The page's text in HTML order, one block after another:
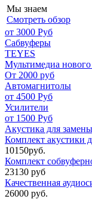
Мы знаем
Смотреть обзор
от 3000 Руб
Сабвуферы
TEYES
Мультимедиа
От 2000 руб
Автомагнитолы
от 4500 Руб
Усилители
от 1500 Руб
Акустика для
Комплект акустики
10150руб.
Комплект
23130 руб
Качественная
26000 руб.